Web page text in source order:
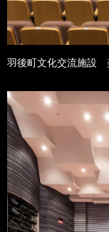
羽後町文化交流施設